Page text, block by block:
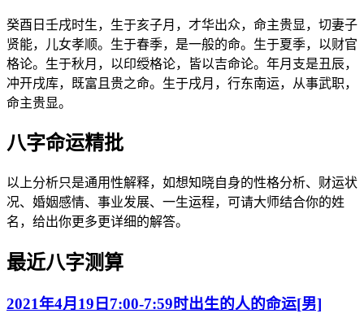
癸酉日壬戌时生，生于亥子月，才华出众，命主贵显，切妻子
贤能，儿女孝顺。生于春季，是一般的命。生于夏季，以财官
格论。生于秋月，以印绶格论，皆以吉命论。年月支是丑辰，
冲开戌库，既富且贵之命。生于戌月，行东南运，从事武职，
命主贵显。
八字命运精批
以上分析只是通用性解释，如想知晓自身的性格分析、财运状
况、婚姻感情、事业发展、一生运程，可请大师结合你的姓
名，给出你更多更详细的解答。
最近八字测算
2021年4月19日7:00-7:59时出生的人的命运[男]